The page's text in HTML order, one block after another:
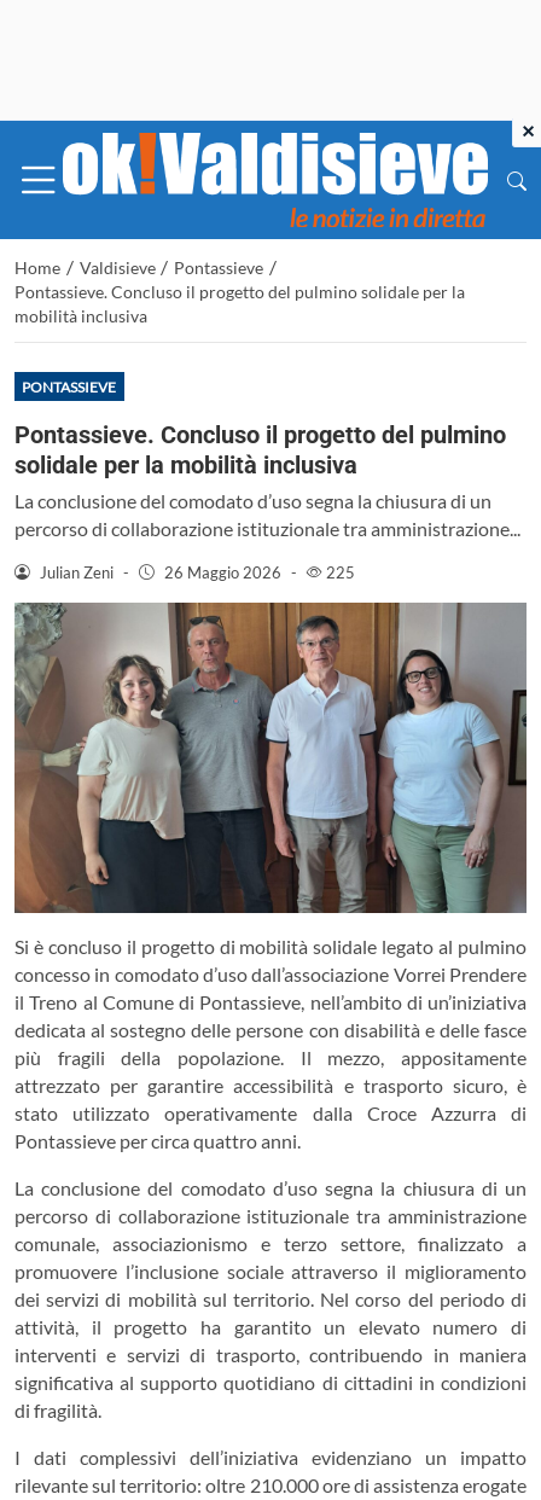
Home / Valdisieve / Pontassieve /
Pontassieve. Concluso il progetto del pulmino solidale per la
mobilità inclusiva
PONTASSIEVE
Pontassieve. Concluso il progetto del pulmino
solidale per la mobilità inclusiva
La conclusione del comodato d’uso segna la chiusura di un
percorso di collaborazione istituzionale tra amministrazione...
Julian Zeni - 26 Maggio 2026 - 225
Si è concluso il progetto di mobilità solidale legato al pulmino
concesso in comodato d’uso dall’associazione Vorrei Prendere
il Treno al Comune di Pontassieve, nell’ambito di un’iniziativa
dedicata al sostegno delle persone con disabilità e delle fasce
più fragili della popolazione. Il mezzo, appositamente
attrezzato per garantire accessibilità e trasporto sicuro, è
stato utilizzato operativamente dalla Croce Azzurra di
Pontassieve per circa quattro anni.
La conclusione del comodato d’uso segna la chiusura di un
percorso di collaborazione istituzionale tra amministrazione
comunale, associazionismo e terzo settore, finalizzato a
promuovere l’inclusione sociale attraverso il miglioramento
dei servizi di mobilità sul territorio. Nel corso del periodo di
attività, il progetto ha garantito un elevato numero di
interventi e servizi di trasporto, contribuendo in maniera
significativa al supporto quotidiano di cittadini in condizioni
di fragilità.
I dati complessivi dell’iniziativa evidenziano un impatto
rilevante sul territorio: oltre 210.000 ore di assistenza erogate
×